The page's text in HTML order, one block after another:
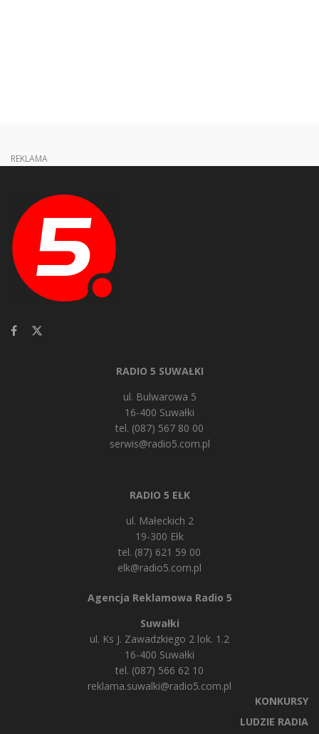
REKLAMA
RADIO 5 SUWAŁKI
ul. Bulwarowa 5
16-400 Suwałki
tel. (087) 567 80 00
serwis@radio5.com.pl
RADIO 5 EŁK
ul. Małeckich 2
19-300 Ełk
tel. (87) 621 59 00
elk@radio5.com.pl
Agencja Reklamowa Radio 5
Suwałki
ul. Ks J. Zawadzkiego 2 lok. 1.2
16-400 Suwałki
tel. (087) 566 62 10
reklama.suwalki@radio5.com.pl
KONKURSY
LUDZIE RADIA